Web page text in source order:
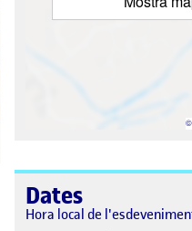
©
Dates
Hora local de